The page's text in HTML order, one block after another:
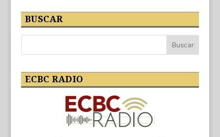
BUSCAR
ECBC RADIO